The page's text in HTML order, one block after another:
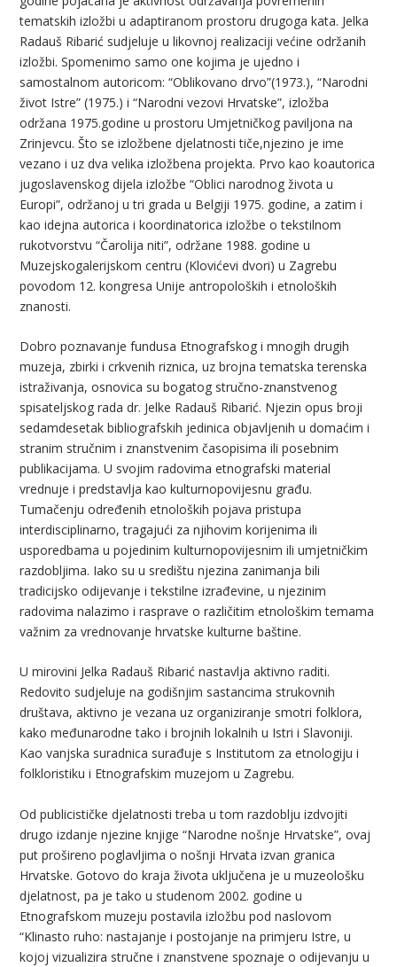
tematskih izložbi u adaptiranom prostoru drugoga kata. Jelka
Radauš Ribarić sudjeluje u likovnoj realizaciji većine održanih
izložbi. Spomenimo samo one kojima je ujedno i
samostalnom autoricom: “Oblikovano drvo”(1973.), “Narodni
život Istre” (1975.) i “Narodni vezovi Hrvatske”, izložba
održana 1975.godine u prostoru Umjetničkog paviljona na
Zrinjevcu. Što se izložbene djelatnosti tiče,njezino je ime
vezano i uz dva velika izložbena projekta. Prvo kao koautorica
jugoslavenskog dijela izložbe “Oblici narodnog života u
Europi”, održanoj u tri grada u Belgiji 1975. godine, a zatim i
kao idejna autorica i koordinatorica izložbe o tekstilnom
rukotvorstvu “Čarolija niti”, održane 1988. godine u
Muzejskogalerijskom centru (Klovićevi dvori) u Zagrebu
povodom 12. kongresa Unije antropoloških i etnoloških
znanosti.
Dobro poznavanje fundusa Etnografskog i mnogih drugih
muzeja, zbirki i crkvenih riznica, uz brojna tematska terenska
istraživanja, osnovica su bogatog stručno-znanstvenog
spisateljskog rada dr. Jelke Radauš Ribarić. Njezin opus broji
sedamdesetak bibliografskih jedinica objavljenih u domaćim i
stranim stručnim i znanstvenim časopisima ili posebnim
publikacijama. U svojim radovima etnografski material
vrednuje i predstavlja kao kulturnopovijesnu građu.
Tumačenju određenih etnoloških pojava pristupa
interdisciplinarno, tragajući za njihovim korijenima ili
usporedbama u pojedinim kulturnopovijesnim ili umjetničkim
razdobljima. Iako su u središtu njezina zanimanja bili
tradicijsko odijevanje i tekstilne izrađevine, u njezinim
radovima nalazimo i rasprave o različitim etnološkim temama
važnim za vrednovanje hrvatske kulturne baštine.
U mirovini Jelka Radauš Ribarić nastavlja aktivno raditi.
Redovito sudjeluje na godišnjim sastancima strukovnih
društava, aktivno je vezana uz organiziranje smotri folklora,
kako međunarodne tako i brojnih lokalnih u Istri i Slavoniji.
Kao vanjska suradnica surađuje s Institutom za etnologiju i
folkloristiku i Etnografskim muzejom u Zagrebu.
Od publicističke djelatnosti treba u tom razdoblju izdvojiti
drugo izdanje njezine knjige “Narodne nošnje Hrvatske”, ovaj
put prošireno poglavljima o nošnji Hrvata izvan granica
Hrvatske. Gotovo do kraja života uključena je u muzeološku
djelatnost, pa je tako u studenom 2002. godine u
Etnografskom muzeju postavila izložbu pod naslovom
“Klinasto ruho: nastajanje i postojanje na primjeru Istre, u
kojoj vizualizira stručne i znanstvene spoznaje o odijevanju u